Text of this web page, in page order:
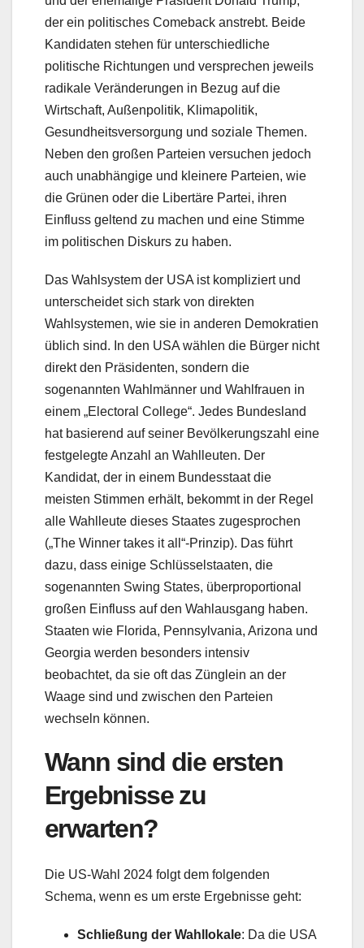
der ein politisches Comeback anstrebt. Beide
Kandidaten stehen für unterschiedliche
politische Richtungen und versprechen jeweils
radikale Veränderungen in Bezug auf die
Wirtschaft, Außenpolitik, Klimapolitik,
Gesundheitsversorgung und soziale Themen.
Neben den großen Parteien versuchen jedoch
auch unabhängige und kleinere Parteien, wie
die Grünen oder die Libertäre Partei, ihren
Einfluss geltend zu machen und eine Stimme
im politischen Diskurs zu haben.
Das Wahlsystem der USA ist kompliziert und
unterscheidet sich stark von direkten
Wahlsystemen, wie sie in anderen Demokratien
üblich sind. In den USA wählen die Bürger nicht
direkt den Präsidenten, sondern die
sogenannten Wahlmänner und Wahlfrauen in
einem „Electoral College“. Jedes Bundesland
hat basierend auf seiner Bevölkerungszahl eine
festgelegte Anzahl an Wahlleuten. Der
Kandidat, der in einem Bundesstaat die
meisten Stimmen erhält, bekommt in der Regel
alle Wahlleute dieses Staates zugesprochen
(„The Winner takes it all“-Prinzip). Das führt
dazu, dass einige Schlüsselstaaten, die
sogenannten Swing States, überproportional
großen Einfluss auf den Wahlausgang haben.
Staaten wie Florida, Pennsylvania, Arizona und
Georgia werden besonders intensiv
beobachtet, da sie oft das Zünglein an der
Waage sind und zwischen den Parteien
wechseln können.
Wann sind die ersten
Ergebnisse zu
erwarten?
Die US-Wahl 2024 folgt dem folgenden
Schema, wenn es um erste Ergebnisse geht:
Schließung der Wahllokale: Da die USA